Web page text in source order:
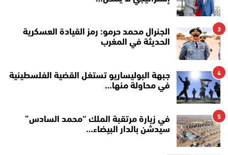
3
الجنرال محمد حرمو: رمز القيادة العسكرية
الحديثة في المغرب
4
جبهة البوليساريو تستغل القضية الفلسطينية
في محاولة منها…
5
في زيارة مرتقبة الملك “محمد السادس”
سيدشن بالدار البيضاء…